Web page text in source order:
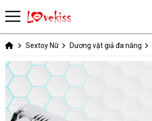
Sextoy Nữ Dương vật giả đa năng